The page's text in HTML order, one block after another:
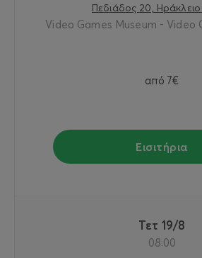
Πεδιάδος 20, Ηράκλειο
Video Games Museum - Video
από 7€
Εισιτήρια
Τετ 19/8
08:00